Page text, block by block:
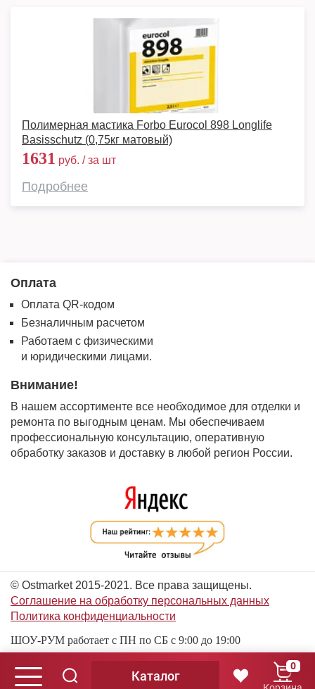
Полимерная мастика Forbo Eurocol 898 Longlife
Basisschutz (0,75кг матовый)
1631 руб. / за шт
Подробнее
Оплата
Оплата QR-кодом
Безналичным расчетом
Работаем с физическими
и юридическими лицами.
Внимание!
В нашем ассортименте все необходимое для отделки и
ремонта по выгодным ценам. Мы обеспечиваем
профессиональную консультацию, оперативную
обработку заказов и доставку в любой регион России.
© Ostmarket 2015-2021. Все права защищены.
Соглашение на обработку персональных данных
Политика конфиденциальности
ШОУ-РУМ работает с ПН по СБ с 9:00 до 19:00
© Ostmarket 2015-2026. Все права защищены.
Каталог
0